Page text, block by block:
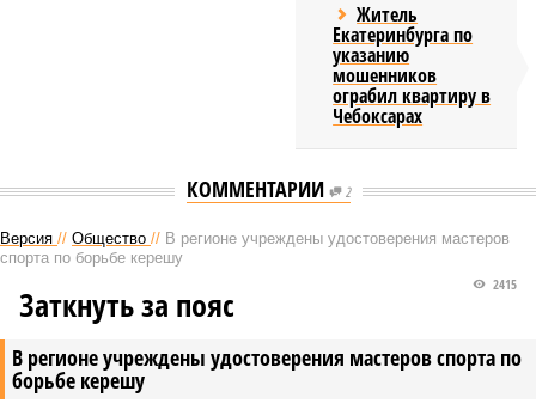
Житель
Екатеринбурга по
указанию
мошенников
ограбил квартиру в
Чебоксарах
КОММЕНТАРИИ 2
Версия // Общество // В регионе учреждены удостоверения мастеров
спорта по борьбе керешу
В регионе учреждены удостоверения мастеров спорта по
борьбе керешу
2415
Заткнуть за пояс